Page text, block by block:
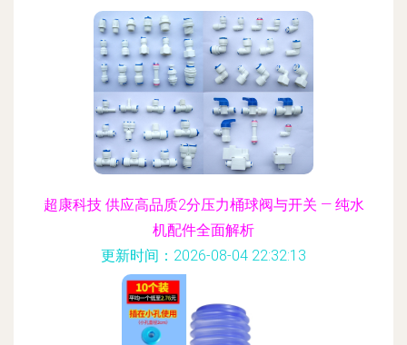
超康科技 供应高品质2分压力桶球阀与开关 — 纯水
机配件全面解析
更新时间：2026-08-04 22:32:13